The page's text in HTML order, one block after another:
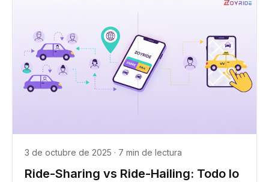
3 de octubre de 2025 · 7 min de lectura
Ride-Sharing vs Ride-Hailing: Todo lo